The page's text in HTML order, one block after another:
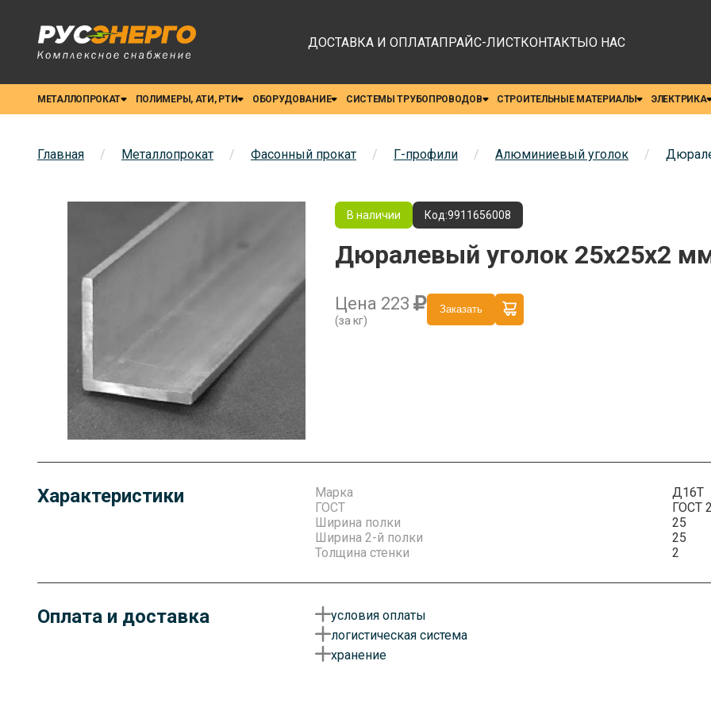
ДОСТАВКА И ОПЛАТАПРАЙС-ЛИСТКОНТАКТЫО НАС
МЕТАЛЛОПРОКАТ ПОЛИМЕРЫ, АТИ, РТИ ОБОРУДОВАНИЕ СИСТЕМЫ ТРУБОПРОВОДОВ СТРОИТЕЛЬНЫЕ МАТЕРИАЛЫ ЭЛЕКТРИКА
Главная / Металлопрокат / Фасонный прокат / Г-профили / Алюминиевый уголок /
В наличии Код:9911656008
Дюралевый уголок 25x25x2
Цена 223
(за кг)
Заказать
Характеристики Марка
Д16Т
ГОСТ
ГОСТ
Ширина полки
25
Ширина 2-й полки
25
Толщина стенки
2
Оплата и доставка условия оплаты
Оплату можно произвести удобным для вас способом. Есть как
указанному вами адресу любым удобным для вас способом. В
логистическая система
Доставим ваш товар транспортными компаниями, автомобилями, по
хранение